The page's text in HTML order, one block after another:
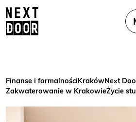
Finanse i formalności KrakówNext
Zakwaterowanie w KrakowieŻycie